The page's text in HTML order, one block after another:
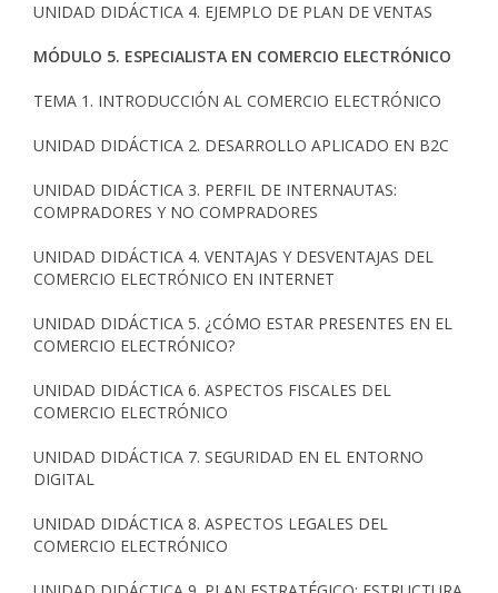
UNIDAD DIDÁCTICA 4. EJEMPLO DE PLAN DE VENTAS
MÓDULO 5. ESPECIALISTA EN COMERCIO ELECTRÓNICO
TEMA 1. INTRODUCCIÓN AL COMERCIO ELECTRÓNICO
UNIDAD DIDÁCTICA 2. DESARROLLO APLICADO EN B2C
UNIDAD DIDÁCTICA 3. PERFIL DE INTERNAUTAS:
COMPRADORES Y NO COMPRADORES
UNIDAD DIDÁCTICA 4. VENTAJAS Y DESVENTAJAS DEL
COMERCIO ELECTRÓNICO EN INTERNET
UNIDAD DIDÁCTICA 5. ¿CÓMO ESTAR PRESENTES EN EL
COMERCIO ELECTRÓNICO?
UNIDAD DIDÁCTICA 6. ASPECTOS FISCALES DEL
COMERCIO ELECTRÓNICO
UNIDAD DIDÁCTICA 7. SEGURIDAD EN EL ENTORNO
DIGITAL
UNIDAD DIDÁCTICA 8. ASPECTOS LEGALES DEL
COMERCIO ELECTRÓNICO